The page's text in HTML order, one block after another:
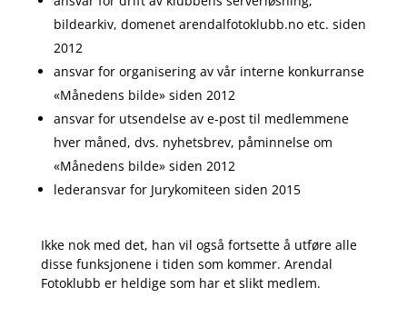
bildearkiv, domenet arendalfotoklubb.no etc. siden
2012
ansvar for organisering av vår interne konkurranse
«Månedens bilde» siden 2012
ansvar for utsendelse av e-post til medlemmene
hver måned, dvs. nyhetsbrev, påminnelse om
«Månedens bilde» siden 2012
lederansvar for Jurykomiteen siden 2015
Ikke nok med det, han vil også fortsette å utføre alle
disse funksjonene i tiden som kommer. Arendal
Fotoklubb er heldige som har et slikt medlem.